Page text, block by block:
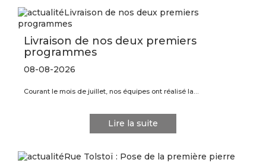
Livraison de nos deux premiers
programmes
08-08-2026
Courant le mois de juillet, nos équipes ont réalisé la…
Lire la suite